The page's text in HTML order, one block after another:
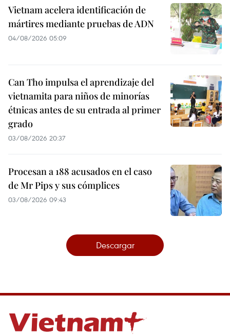
Vietnam acelera identificación de
mártires mediante pruebas de ADN
04/08/2026 05:09
Can Tho impulsa el aprendizaje del
vietnamita para niños de minorías
étnicas antes de su entrada al primer
grado
03/08/2026 20:37
Procesan a 188 acusados en el caso
de Mr Pips y sus cómplices
03/08/2026 09:43
Descargar